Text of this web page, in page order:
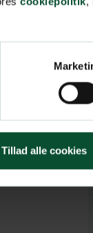
Tillad alle cookies